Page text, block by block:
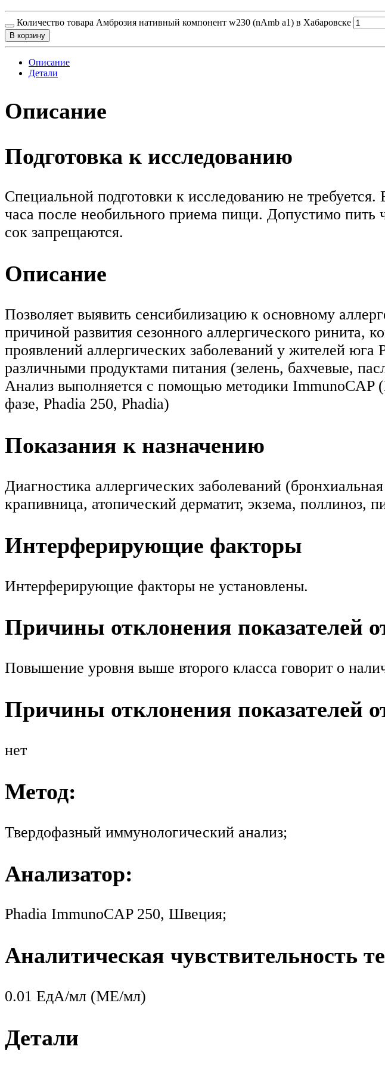
Количество товара Амброзия нативный компонент w230 (nAmb a1) в Хабаровске
В корзину
Описание
Детали
Описание
Подготовка к исследованию
Специальной подготовки к исследованию не
часа после необильного приема пищи. Допустимо
сок запрещаются.
Описание
Позволяет выявить сенсибилизацию к основному
причиной развития сезонного аллергического
проявлений аллергических заболеваний у жителей юга
различными продуктами питания (зелень, бахчевые,
Анализ выполняется с помощью методики
фазе, Phadia 250, Phadia)
Показания к назначению
Диагностика аллергических заболеваний
крапивница, атопический дерматит, экзема, поллиноз,
Интерферирующие факторы
Интерферирующие факторы не установлены.
Причины отклонения показателей
Повышение уровня выше второго класса говорит о
Причины отклонения показателей
нет
Метод:
Твердофазный иммунологический анализ;
Анализатор:
Phadia ImmunoCAP 250, Швеция;
Аналитическая чувствительность
0.01 ЕдА/мл (МЕ/мл)
Детали